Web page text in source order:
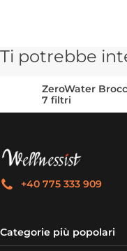
Ti potrebbe
ZeroWater
7 filtri
+40 775 333 909
Categorie più popolari